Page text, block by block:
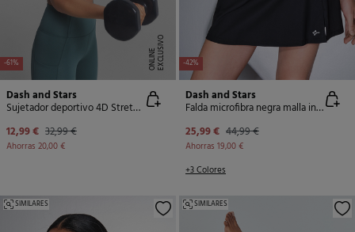
-61% E
X
C
L
U
SI
V
O
O
N
LI
N
E
Dash and Stars
Sujetador deportivo 4D Stretch verde
12,99 € 32,99 €
Ahorras 20,00 €
-42%
Dash and Stars
Falda microfibra negra malla interior
25,99 € 44,99 €
Ahorras 19,00 €
+3 Colores
SIMILARES SIMILARES